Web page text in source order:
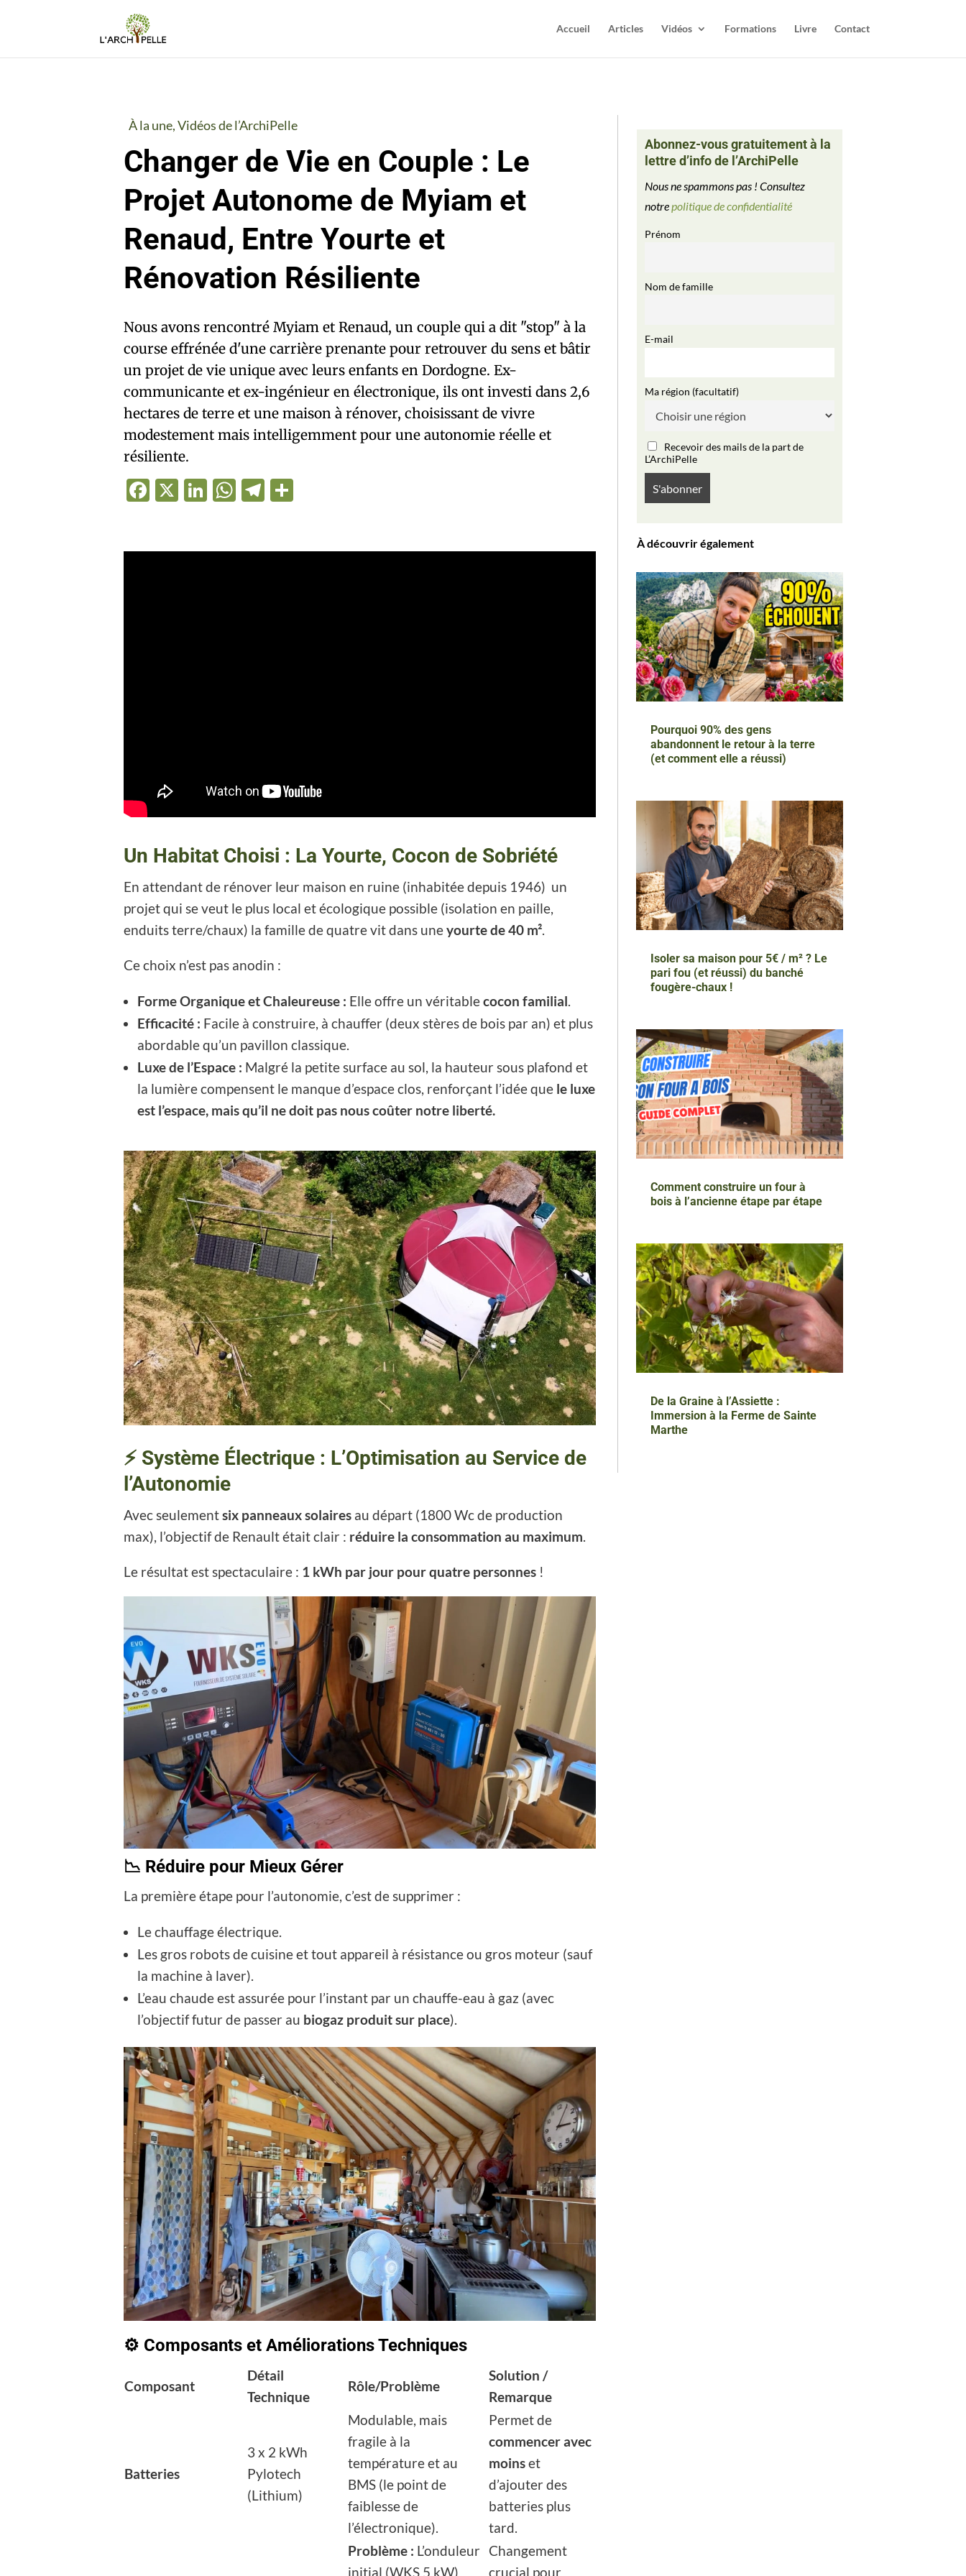
Accueil Articles Vidéos Formations Livre Contact
À la une,Vidéos de l’ArchiPelle
Changer de Vie en Couple : Le
Projet Autonome de Myiam et
Renaud, Entre Yourte et
Rénovation Résiliente
Nous avons rencontré Myiam et Renaud, un couple qui a dit "stop" à la
course effrénée d'une carrière prenante pour retrouver du sens et bâtir
un projet de vie unique avec leurs enfants en Dordogne. Ex-
communicante et ex-ingénieur en électronique, ils ont investi dans 2,6
hectares de terre et une maison à rénover, choisissant de vivre
modestement mais intelligemment pour une autonomie réelle et
résiliente.
Facebook
X LinkedIn
WhatsApp
Telegram
Un Habitat Choisi : La Yourte, Cocon de Sobriété
En attendant de rénover leur maison en ruine (inhabitée depuis 1946) un
projet qui se veut le plus local et écologique possible (isolation en paille,
enduits terre/chaux) la famille de quatre vit dans uneyourte de 40 m².
Ce choix n’est pas anodin :
Forme Organique et Chaleureuse : Elle offre un véritablecocon familial.
Efficacité : Facile à construire, à chauffer (deux stères de bois par an) et plus
abordable qu’un pavillon classique.
Luxe de l’Espace : Malgré la petite surface au sol, la hauteur sous plafond et
la lumière compensent le manque d’espace clos, renforçant l’idée que le luxe
est l’espace, mais qu’il ne doit pas nous coûter notre liberté.
⚡ Système Électrique : L’Optimisation au Service de
l’Autonomie
Avec seulementsix panneaux solaires au départ (1800 Wc de production
max), l’objectif de Renault était clair : réduire la consommation au maximum.
Le résultat est spectaculaire : 1 kWh par jour pour quatre personnes !
📉 Réduire pour Mieux Gérer
La première étape pour l’autonomie, c’est de supprimer :
Le chauffage électrique.
Les gros robots de cuisine et tout appareil à résistance ou gros moteur (sauf
la machine à laver).
L’eau chaude est assurée pour l’instant par un chauffe-eau à gaz (avec
l’objectif futur de passer au biogaz produit sur place).
⚙️ Composants et Améliorations Techniques
Composant
Détail
Technique
Rôle/Problème
Solution /
Remarque
Batteries
3 x 2 kWh
Pylotech
(Lithium)
Modulable, mais
fragile à la
température et au
BMS (le point de
faiblesse de
l’électronique).
Permet de
commencer avec
moinset
d’ajouter des
batteries plus
tard.
Problème : L’onduleur
initial (WKS 5 kW)
Changement
crucial pour
Abonnez-vous gratuitement à la
lettre d’info de l’ArchiPelle
Nous ne spammons pas ! Consultez
notre politique de confidentialité
Prénom
Nom de famille
E-mail
Ma région (facultatif)
Recevoir des mails de la part de
L’ArchiPelle
À découvrir également
Pourquoi 90% des gens
abandonnent le retour à la terre
(et comment elle a réussi)
Isoler sa maison pour 5€ / m² ? Le
pari fou (et réussi) du banché
fougère-chaux !
Comment construire un four à
bois à l’ancienne étape par étape
De la Graine à l’Assiette :
Immersion à la Ferme de Sainte
Marthe